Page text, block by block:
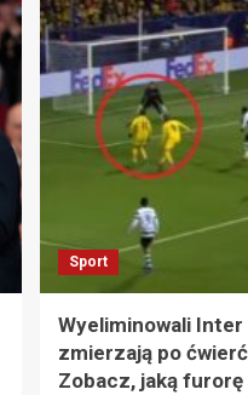
Sport
Wyeliminowali Inter
zmierzają po
Zobacz, jaką